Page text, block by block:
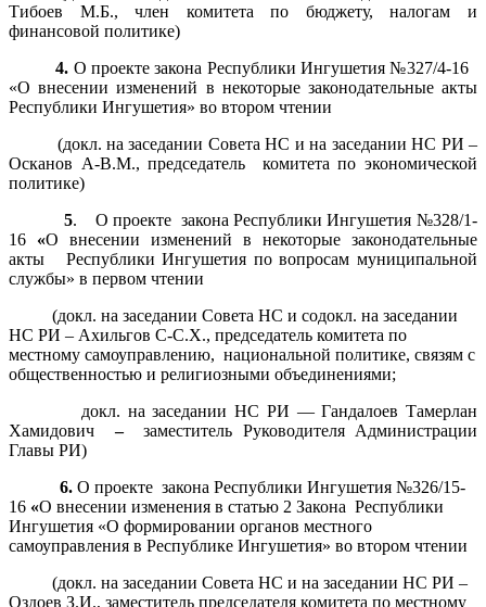
Тибоев М.Б., член комитета по бюджету, налогам и
финансовой политике)
4. О проекте закона Республики Ингушетия №327/4-16
«О внесении изменений в некоторые законодательные акты
Республики Ингушетия» во втором чтении
(докл. на заседании Совета НС и на заседании НС РИ –
Осканов А-В.М., председатель комитета по экономической
политике)
5. О проекте закона Республики Ингушетия №328/1-
16 «О внесении изменений в некоторые законодательные
акты Республики Ингушетия по вопросам муниципальной
службы» в первом чтении
(докл. на заседании Совета НС и содокл. на заседании
НС РИ – Ахильгов С-С.Х., председатель комитета по
местному самоуправлению, национальной политике, связям с
общественностью и религиозными объединениями;
докл. на заседании НС РИ — Гандалоев Тамерлан
Хамидович –заместитель Руководителя Администрации
Главы РИ)
6. О проекте закона Республики Ингушетия №326/15-
16 «О внесении изменения в статью 2 Закона Республики
Ингушетия «О формировании органов местного
самоуправления в Республике Ингушетия» во втором чтении
(докл. на заседании Совета НС и на заседании НС РИ –
Оздоев З.И., заместитель председателя комитета по местному